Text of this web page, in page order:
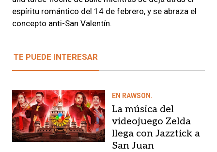
espíritu romántico del 14 de febrero, y se abraza el
concepto anti-San Valentín.
TE PUEDE INTERESAR
EN RAWSON.
La música del
videojuego Zelda
llega con Jazztick a
San Juan